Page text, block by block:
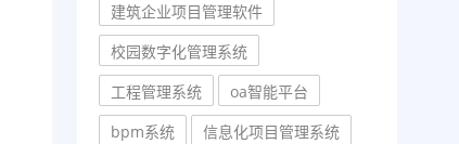
建筑企业项目管理软件
校园数字化管理系统
工程管理系统
oa智能平台
bpm系统
信息化项目管理系统